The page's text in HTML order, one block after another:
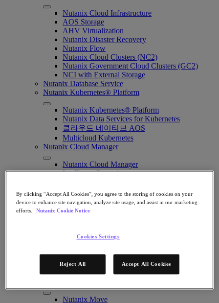
Nutanix Cloud Infrastructure
AOS Storage
AHV Virtualization
Nutanix Disaster Recovery
Nutanix Flow
Nutanix Cloud Clusters (NC2)
Nutanix Government Cloud Clusters (GC2)
NCI with External Storage
Nutanix Database Service
Nutanix Kubernetes® Platform
Nutanix Kubernetes® Platform
Nutanix Data Services for Kubernetes
클라우드 네이티브 AOS
Multicloud Kubernetes
Nutanix Cloud Manager
Nutanix Cloud Manager
Intelligent Operations
Cost Governance
Security Central
Nutanix Unified Storage
Files Storage
Volumes Block Storage
Nutanix Data Lens
Nutanix Move
By clicking “Accept All Cookies”, you agree to the storing of cookies on your
device to enhance site navigation, analyze site usage, and assist in our marketing
efforts.
Nutanix Cookie Notice
Cookies Settings
Reject All Accept All Cookies